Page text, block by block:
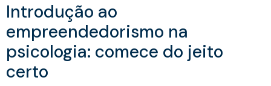
Introdução ao
empreendedorismo na
psicologia: comece do jeito
certo